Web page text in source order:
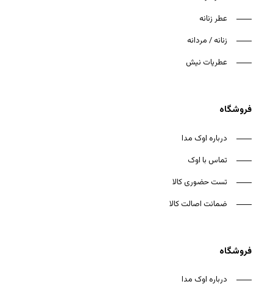
عطر زنانه
زنانه / مردانه
عطریات نیش
فروشگاه
درباره اوک مدا
تماس با اوک
تست حضوری کالا
ضمانت اصالت کالا
فروشگاه
درباره اوک مدا